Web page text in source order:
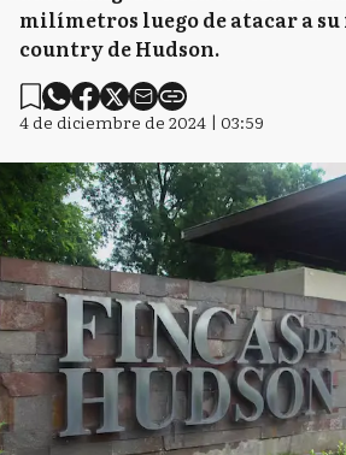
milímetros luego de atacar a
country de Hudson.
4 de diciembre de 2024 | 03:59